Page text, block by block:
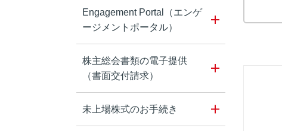
Engagement Portal（エンゲ
ージメントポータル）
株主総会書類の電子提供
（書面交付請求）
未上場株式のお手続き